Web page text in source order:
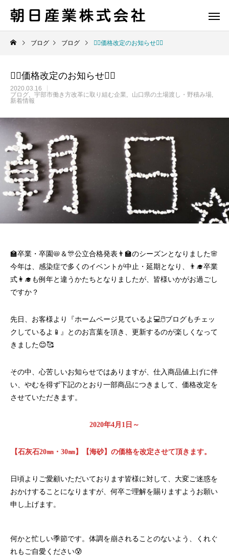
ブログ ブログ 🙇‍♀️価格改定のお知らせ🙇‍♂️
🙇‍♀️価格改定のお知らせ🙇‍♂️
2020.03.16
ブログ
宇部市働き方改革に取り組む企業
山口県の土場渡し・野積み場
新着情報
🏫卒業・卒園📛＆🎊公立合格発表👨‍🏫のシーズンとなりました🌸
今年は、感染症で多くのイベントが中止・延期となり、👨‍🎓卒業
式👩‍🎓も例年と違うかたちとなりましたが、皆様いかがお過ごし
ですか？
先日、お客様より『ホームページ見ているよ💻🖱ブログもチェッ
クしているよ📱』とのお言葉を頂き、更新するのが楽しくなって
きました😊🥰
その中、心苦しいお知らせではありますが、仕入商品値上げに伴
い、やむを得ず下記のとおり一部商品につきまして、価格改定を
させていただきます。
2020年4月1日～
【石灰石20㎜・30㎜】【海砂】の価格を改定させて頂きます。
日頃よりご愛顧いただいております皆様に対して、大変ご迷惑を
おかけすることになりますが、何卒ご理解を賜りますようお願い
申し上げます。
何かと忙しい季節です。体調を崩されることのないよう、くれぐ
れもご自愛ください😰